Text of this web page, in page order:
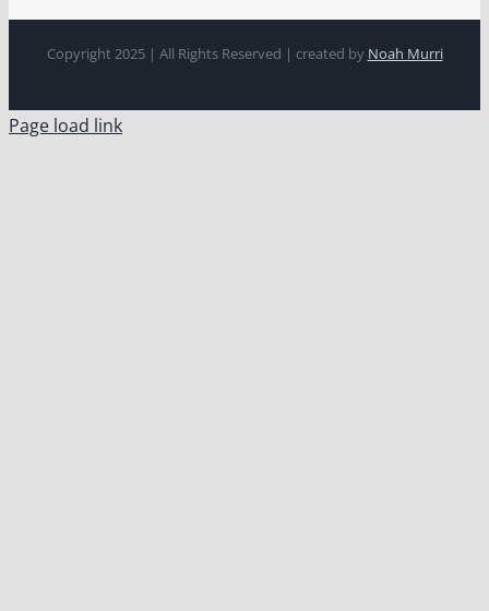
Copyright 2025 | All Rights Reserved | created by Noah Murri
Page load link